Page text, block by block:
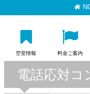
空室情報 料金ご案内
電話応対コ